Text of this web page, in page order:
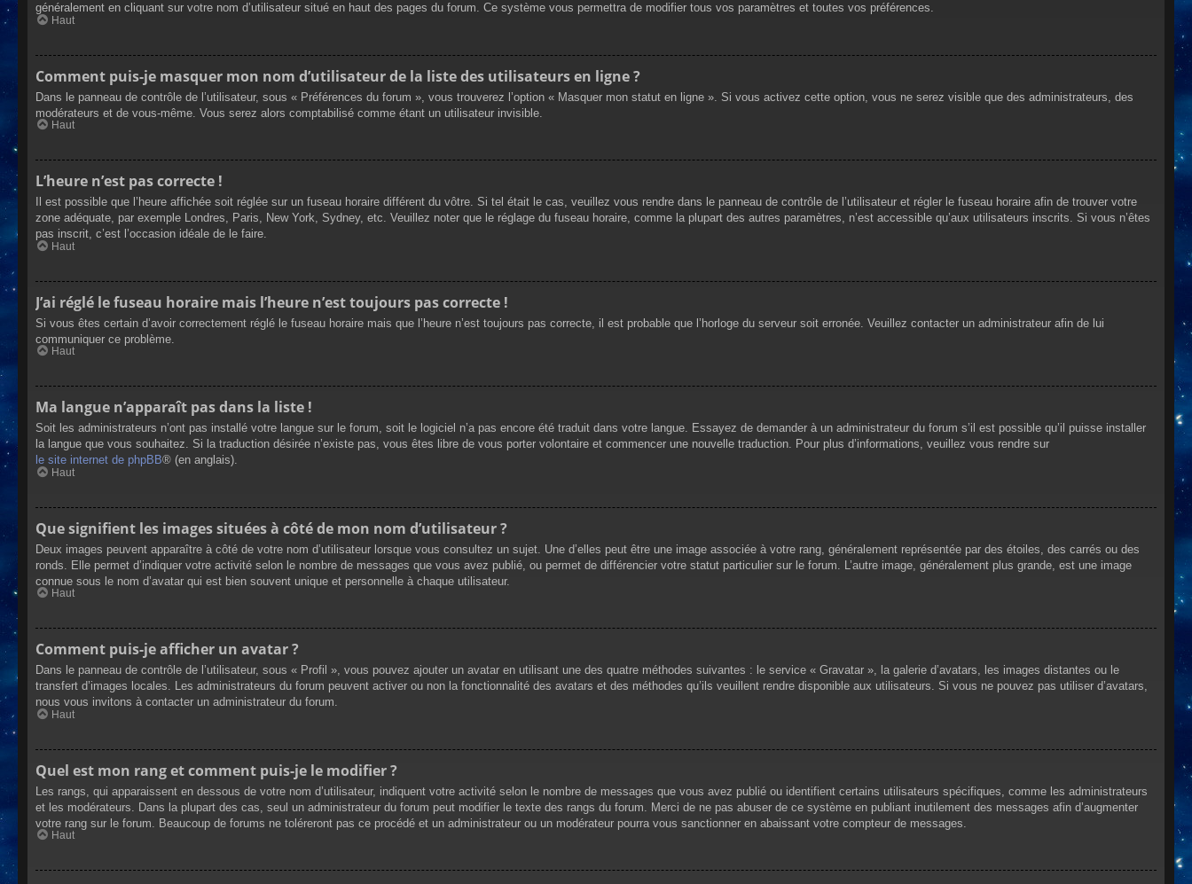
généralement en cliquant sur votre nom d’utilisateur situé en haut des pages du forum. Ce système vous permettra de modifier tous vos paramètres et toutes vos préférences.
Haut
Comment puis-je masquer mon nom d’utilisateur de la liste des utilisateurs en ligne ?
Dans le panneau de contrôle de l’utilisateur, sous « Préférences du forum », vous trouverez l’option « Masquer mon statut en ligne ». Si vous activez cette option, vous ne serez visible que des administrateurs, des
modérateurs et de vous-même. Vous serez alors comptabilisé comme étant un utilisateur invisible.
Haut
L’heure n’est pas correcte !
Il est possible que l’heure affichée soit réglée sur un fuseau horaire différent du vôtre. Si tel était le cas, veuillez vous rendre dans le panneau de contrôle de l’utilisateur et régler le fuseau horaire afin de trouver votre
zone adéquate, par exemple Londres, Paris, New York, Sydney, etc. Veuillez noter que le réglage du fuseau horaire, comme la plupart des autres paramètres, n’est accessible qu’aux utilisateurs inscrits. Si vous n’êtes
pas inscrit, c’est l’occasion idéale de le faire.
Haut
J’ai réglé le fuseau horaire mais l’heure n’est toujours pas correcte !
Si vous êtes certain d’avoir correctement réglé le fuseau horaire mais que l’heure n’est toujours pas correcte, il est probable que l’horloge du serveur soit erronée. Veuillez contacter un administrateur afin de lui
communiquer ce problème.
Haut
Ma langue n’apparaît pas dans la liste !
Soit les administrateurs n’ont pas installé votre langue sur le forum, soit le logiciel n’a pas encore été traduit dans votre langue. Essayez de demander à un administrateur du forum s’il est possible qu’il puisse installer
la langue que vous souhaitez. Si la traduction désirée n’existe pas, vous êtes libre de vous porter volontaire et commencer une nouvelle traduction. Pour plus d’informations, veuillez vous rendre sur
le site internet de phpBB® (en anglais).
Haut
Que signifient les images situées à côté de mon nom d’utilisateur ?
Deux images peuvent apparaître à côté de votre nom d’utilisateur lorsque vous consultez un sujet. Une d’elles peut être une image associée à votre rang, généralement représentée par des étoiles, des carrés ou des
ronds. Elle permet d’indiquer votre activité selon le nombre de messages que vous avez publié, ou permet de différencier votre statut particulier sur le forum. L’autre image, généralement plus grande, est une image
connue sous le nom d’avatar qui est bien souvent unique et personnelle à chaque utilisateur.
Haut
Comment puis-je afficher un avatar ?
Dans le panneau de contrôle de l’utilisateur, sous « Profil », vous pouvez ajouter un avatar en utilisant une des quatre méthodes suivantes : le service « Gravatar », la galerie d’avatars, les images distantes ou le
transfert d’images locales. Les administrateurs du forum peuvent activer ou non la fonctionnalité des avatars et des méthodes qu’ils veuillent rendre disponible aux utilisateurs. Si vous ne pouvez pas utiliser d’avatars,
nous vous invitons à contacter un administrateur du forum.
Haut
Quel est mon rang et comment puis-je le modifier ?
Les rangs, qui apparaissent en dessous de votre nom d’utilisateur, indiquent votre activité selon le nombre de messages que vous avez publié ou identifient certains utilisateurs spécifiques, comme les administrateurs
et les modérateurs. Dans la plupart des cas, seul un administrateur du forum peut modifier le texte des rangs du forum. Merci de ne pas abuser de ce système en publiant inutilement des messages afin d’augmenter
votre rang sur le forum. Beaucoup de forums ne toléreront pas ce procédé et un administrateur ou un modérateur pourra vous sanctionner en abaissant votre compteur de messages.
Haut